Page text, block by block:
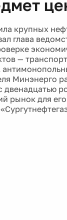
крупных
глава
—
Минэнерго
двенадцатью
рынок для